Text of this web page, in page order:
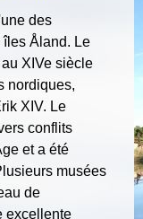
des
îles Åland. Le
XIVe siècle
nordiques,
XIV. Le
conflits
et a été
musées
de
excellente